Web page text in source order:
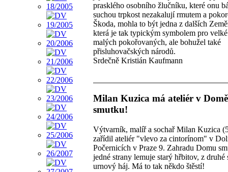
prasklého osobního žlučníku, které onu
suchou trpkost nezakalují rmutem a
Škoda, mohla to být jedna z dalších
která je tak typickým symbolem pro
malých pokořovaných, ale bohužel také
přisluhovačských národů.
Srdečně Kristián Kaufmann
Milan Kuzica má ateliér v Domě
smutku!
Výtvarník, malíř a sochař Milan Kuzica
zařídil ateliér "vlevo za cintorínom" v
Počernicích v Praze 9. Zahradu Domu
jedné strany lemuje starý hřbitov, z druhé
urnový háj. Má to tak někdo štěstí!